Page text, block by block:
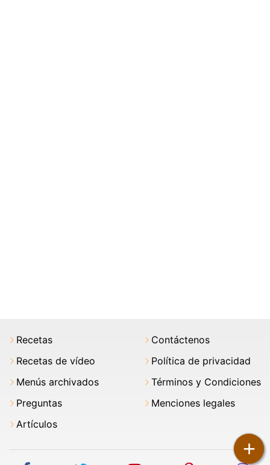
+
Recetas
Recetas de vídeo
Menús archivados
Preguntas
Artículos
Contáctenos
Política de privacidad
Términos y Condiciones
Menciones legales